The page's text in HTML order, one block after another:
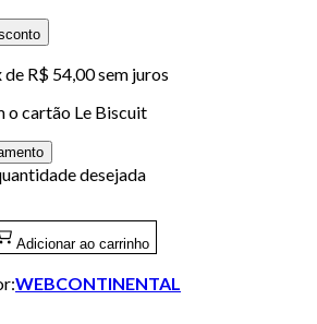
de R$ 54,00sem juros
o cartão Le Biscuit
desejada
Adicionar ao carrinho
WEBCONTINENTAL